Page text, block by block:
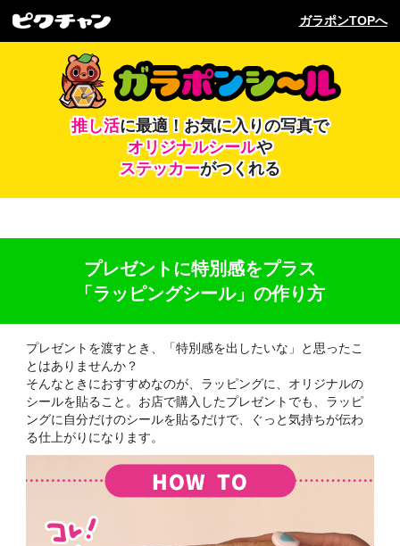
ガラポンTOPへ
推し活に最適！お気に入りの写真で
オリジナルシールや
ステッカーがつくれる
プレゼントに特別感をプラス
「ラッピングシール」の作り方
プレゼントを渡すとき、「特別感を出したいな」と思ったこ
とはありませんか？
そんなときにおすすめなのが、ラッピングに、オリジナルの
シールを貼ること。お店で購入したプレゼントでも、ラッピ
ングに自分だけのシールを貼るだけで、ぐっと気持ちが伝わ
る仕上がりになります。